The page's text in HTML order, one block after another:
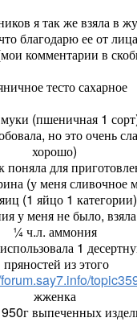
я так же взяла в
благодарю ее от
комментарии в
тесто сахарное
(пшеничная 1
но это очень
хорошо)
поняла для
(у меня сливочное
(1 яйцо 1 категории)
у меня не было,
¼ ч.л. аммония
1
пряностей из этого
жженка
выпеченных